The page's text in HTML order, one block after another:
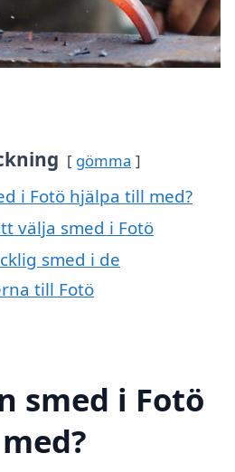
gömma
i Fotö hjälpa till med?
välja smed i Fotö
smed i de
till Fotö
smed i Fotö